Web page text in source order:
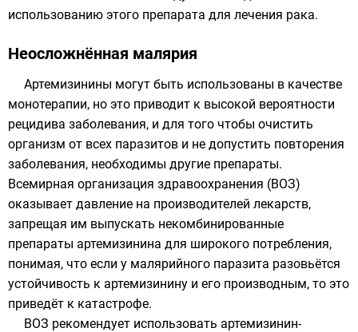
использованию этого препарата для лечения рака.
Неосложнённая малярия
Артемизинины могут быть использованы в качестве
монотерапии, но это приводит к высокой вероятности
рецидива заболевания, и для того чтобы очистить
организм от всех паразитов и не допустить повторения
заболевания, необходимы другие препараты.
Всемирная организация здравоохранения (ВОЗ)
оказывает давление на производителей лекарств,
запрещая им выпускать некомбинированные
препараты артемизинина для широкого потребления,
понимая, что если у малярийного паразита разовьётся
устойчивость к артемизинину и его производным, то это
приведёт к катастрофе.
ВОЗ рекомендует использовать артемизинин-